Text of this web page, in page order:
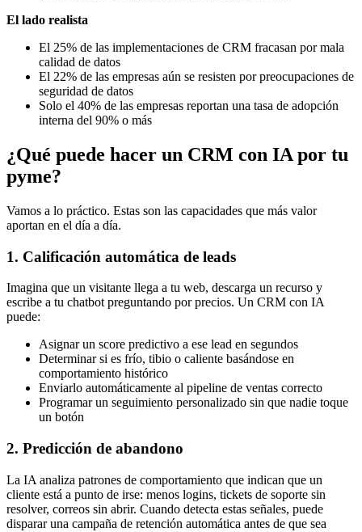
El lado realista
El 25% de las implementaciones de CRM fracasan por mala
calidad de datos
El 22% de las empresas aún se resisten por preocupaciones de
seguridad de datos
Solo el 40% de las empresas reportan una tasa de adopción
interna del 90% o más
¿Qué puede hacer un CRM con IA por tu
pyme?
Vamos a lo práctico. Estas son las capacidades que más valor
aportan en el día a día.
1. Calificación automática de leads
Imagina que un visitante llega a tu web, descarga un recurso y
escribe a tu chatbot preguntando por precios. Un CRM con IA
puede:
Asignar un score predictivo a ese lead en segundos
Determinar si es frío, tibio o caliente basándose en
comportamiento histórico
Enviarlo automáticamente al pipeline de ventas correcto
Programar un seguimiento personalizado sin que nadie toque
un botón
2. Predicción de abandono
La IA analiza patrones de comportamiento que indican que un
cliente está a punto de irse: menos logins, tickets de soporte sin
resolver, correos sin abrir. Cuando detecta estas señales, puede
disparar una campaña de retención automática antes de que sea